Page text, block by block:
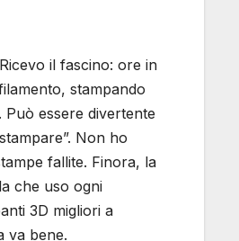
il fascino: ore in
stampando
essere divertente
Non ho
fallite. Finora, la
che uso ogni
3D migliori a
va bene.